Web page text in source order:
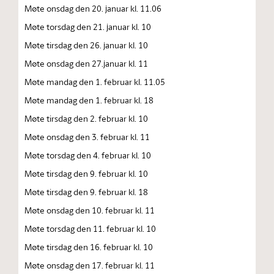
Møte onsdag den 20. januar kl. 11.06
Møte torsdag den 21. januar kl. 10
Møte tirsdag den 26. januar kl. 10
Møte onsdag den 27.januar kl. 11
Møte mandag den 1. februar kl. 11.05
Møte mandag den 1. februar kl. 18
Møte tirsdag den 2. februar kl. 10
Møte onsdag den 3. februar kl. 11
Møte torsdag den 4. februar kl. 10
Møte tirsdag den 9. februar kl. 10
Møte tirsdag den 9. februar kl. 18
Møte onsdag den 10. februar kl. 11
Møte torsdag den 11. februar kl. 10
Møte tirsdag den 16. februar kl. 10
Møte onsdag den 17. februar kl. 11